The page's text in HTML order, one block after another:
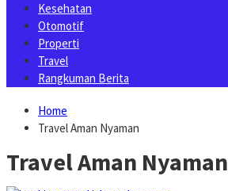
Kesehatan
Otomotif
Properti
Travel
Rangkuman Berita
Home
Travel Aman Nyaman
Travel Aman Nyaman